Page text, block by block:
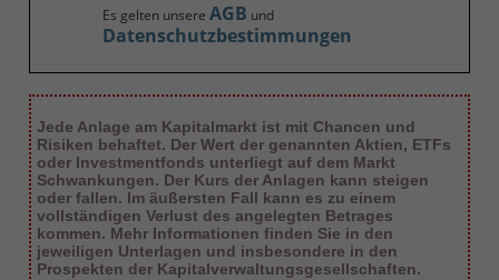
Es gelten unsere AGB und
Datenschutzbestimmungen
Jede Anlage am Kapitalmarkt ist mit Chancen und
Risiken behaftet. Der Wert der genannten Aktien, ETFs
oder Investmentfonds unterliegt auf dem Markt
Schwankungen. Der Kurs der Anlagen kann steigen
oder fallen. Im äußersten Fall kann es zu einem
vollständigen Verlust des angelegten Betrages
kommen. Mehr Informationen finden Sie in den
jeweiligen Unterlagen und insbesondere in den
Prospekten der Kapitalverwaltungsgesellschaften.